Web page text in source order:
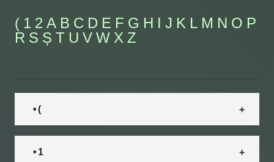
( 1 2 A B C D E F G H I J K L M N O P
R S Ș T U V W X Z
• (
• 1